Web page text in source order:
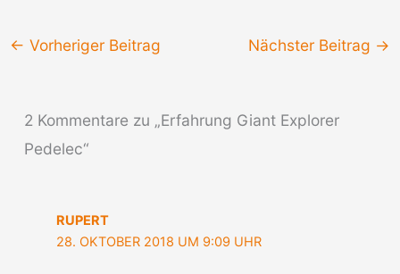
← Vorheriger Beitrag Nächster Beitrag →
2 Kommentare zu „Erfahrung Giant Explorer
Pedelec“
RUPERT
28. OKTOBER 2018 UM 9:09 UHR